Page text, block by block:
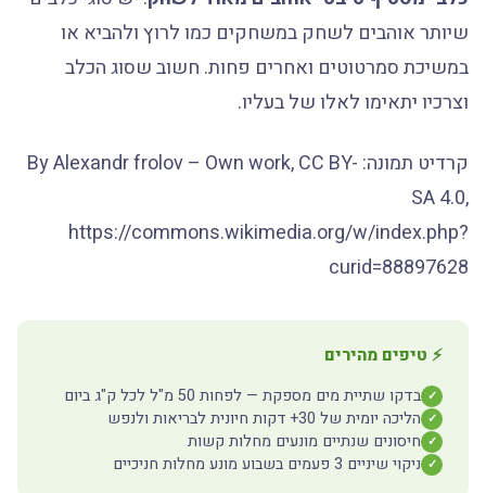
שיותר אוהבים לשחק במשחקים כמו לרוץ ולהביא או
במשיכת סמרטוטים ואחרים פחות. חשוב שסוג הכלב
וצרכיו יתאימו לאלו של בעליו.
קרדיט תמונה: By Alexandr frolov – Own work, CC BY-
SA 4.0,
https://commons.wikimedia.org/w/index.php?
curid=88897628
⚡ טיפים מהירים
✓ בדקו שתיית מים מספקת — לפחות 50 מ"ל לכל ק"ג ביום
✓ הליכה יומית של 30+ דקות חיונית לבריאות ולנפש
✓ חיסונים שנתיים מונעים מחלות קשות
✓ ניקוי שיניים 3 פעמים בשבוע מונע מחלות חניכיים